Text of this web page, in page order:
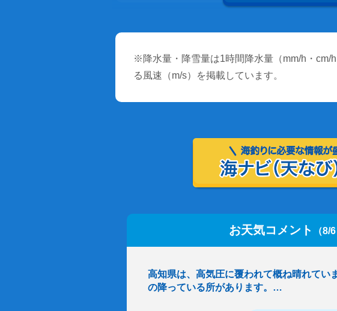
※降水量・降雪量は1時間降水量（mm/h・cm/
る風速（m/s）を掲載しています。
お天気コメント （8/
高知県は、高気圧に覆われて概ね晴れてい
の降っている所があります。…